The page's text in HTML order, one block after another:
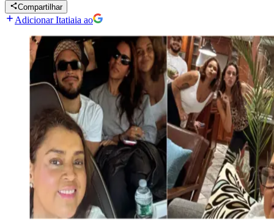
Compartilhar
Adicionar Itatiaia ao